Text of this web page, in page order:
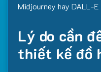
Midjourney hay DALL-
Lý do cần
thiết kế đồ